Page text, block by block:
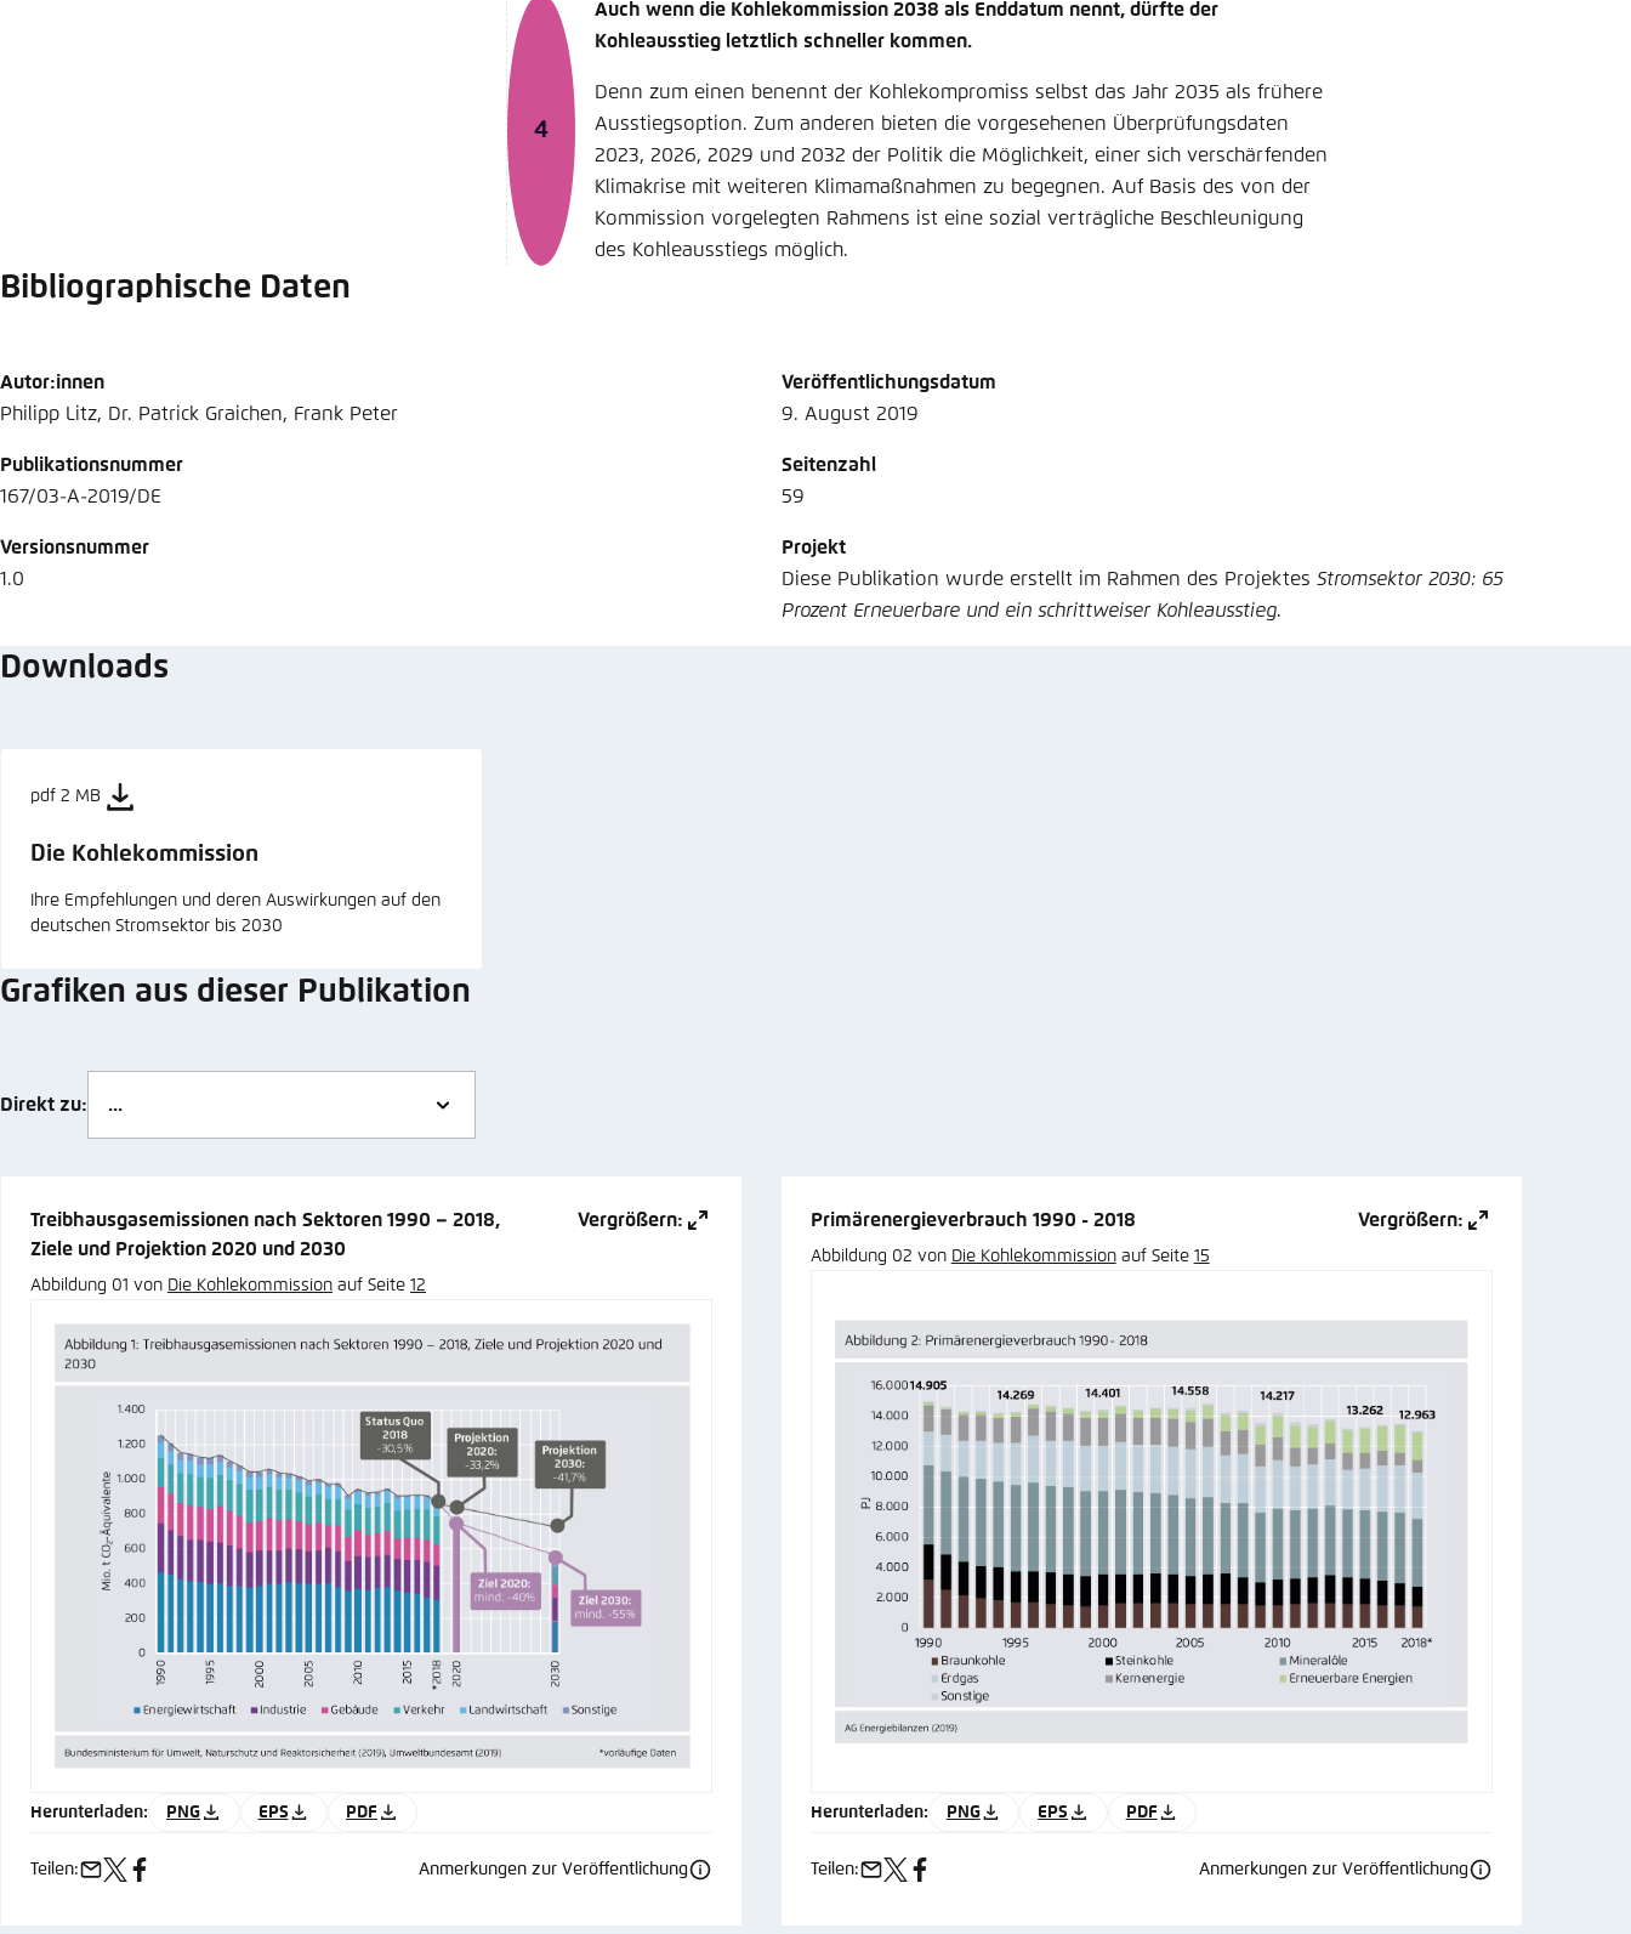
Auch wenn die Kohlekommission 2038 als Enddatum nennt, dürfte der
Kohleausstieg letztlich schneller kommen.
Denn zum einen benennt der Kohlekompromiss selbst das Jahr 2035 als frühere
Ausstiegsoption. Zum anderen bieten die vorgesehenen Überprüfungsdaten
2023, 2026, 2029 und 2032 der Politik die Möglichkeit, einer sich verschärfenden
Klimakrise mit weiteren Klimamaßnahmen zu begegnen. Auf Basis des von der
Kommission vorgelegten Rahmens ist eine sozial verträgliche Beschleunigung
des Kohleausstiegs möglich.
Bibliographische Daten
Autor:innen
Philipp Litz, Dr. Patrick Graichen, Frank Peter
Publikationsnummer
167/03-A-2019/DE
Versionsnummer
1.0
Veröffentlichungsdatum
9. August 2019
Seitenzahl
59
Projekt
Diese Publikation wurde erstellt im Rahmen des Projektes Stromsektor 2030: 65
Prozent Erneuerbare und ein schrittweiser Kohleausstieg.
Downloads
pdf 2 MB
Die Kohlekommission
Ihre Empfehlungen und deren Auswirkungen auf den
deutschen Stromsektor bis 2030
Grafiken aus dieser Publikation
Direkt zu:
Treibhausgasemissionen nach Sektoren 1990 – 2018,
Ziele und Projektion 2020 und 2030
Abbildung 01 von Die Kohlekommission auf Seite 12
Vergrößern:
Herunterladen: PNG EPS PDF
Teilen:
e- x facebook
Anmerkungen zur Veröffentlichung
Primärenergieverbrauch 1990 - 2018
Abbildung 02 von Die Kohlekommissionauf Seite 15
Vergrößern:
Herunterladen: PNG EPS PDF
Teilen:
e- x facebook
Anmerkungen zur Veröffentlichung